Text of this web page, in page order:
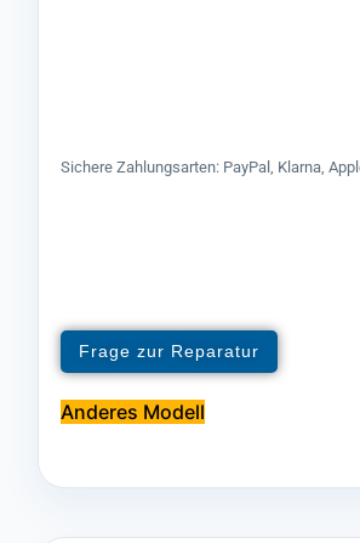
Sichere Zahlungsarten: PayPal, Klarna,
Frage zur Reparatur
Anderes Modell